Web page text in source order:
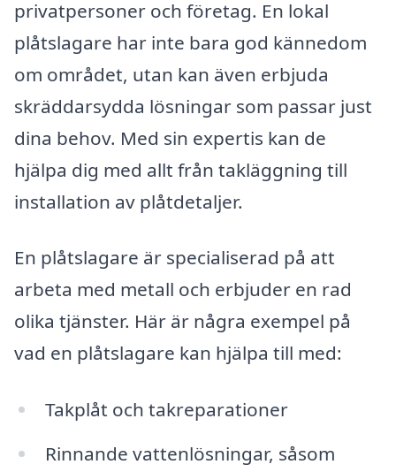
privatpersoner och företag. En lokal
plåtslagare har inte bara god kännedom
om området, utan kan även erbjuda
skräddarsydda lösningar som passar just
dina behov. Med sin expertis kan de
hjälpa dig med allt från takläggning till
installation av plåtdetaljer.
En plåtslagare är specialiserad på att
arbeta med metall och erbjuder en rad
olika tjänster. Här är några exempel på
vad en plåtslagare kan hjälpa till med:
Takplåt och takreparationer
Rinnande vattenlösningar, såsom